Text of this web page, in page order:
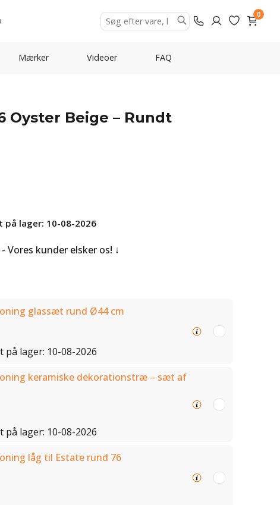
0
Mærker Videoer FAQ
Oyster Beige – Rundt
på lager: 10-08-2026
Vores kunder elsker os!
glassæt rund Ø44 cm
på lager: 10-08-2026
keramiske dekorationstræ – sæt af
på lager: 10-08-2026
låg til Estate rund 76